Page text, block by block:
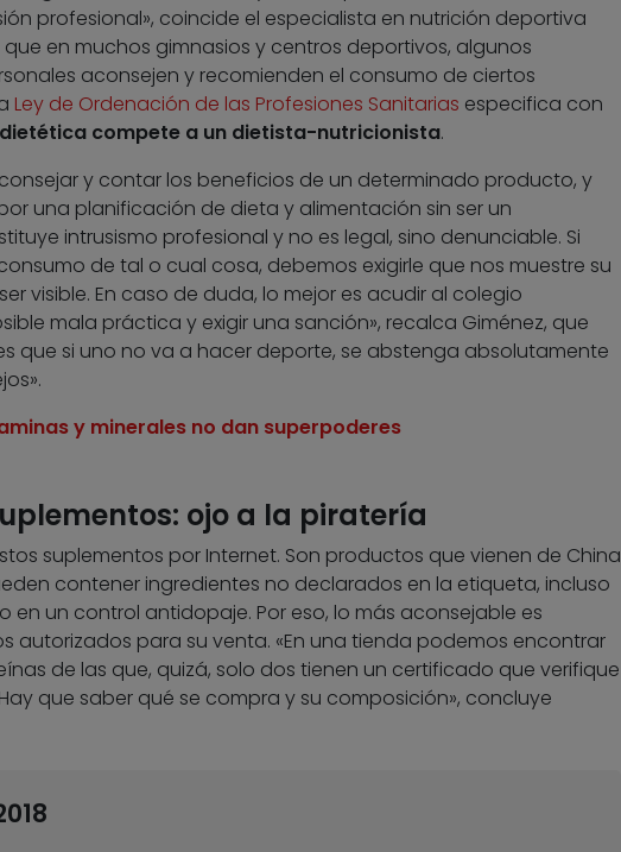
profesional», coincide el especialista en nutrición deportiva
que en muchos gimnasios y centros deportivos, algunos
aconsejen y recomienden el consumo de ciertos
Ley de Ordenación de las Profesiones Sanitarias especifica con
compete a un dietista-nutricionista.
y contar los beneficios de un determinado producto, y
una planificación de dieta y alimentación sin ser un
intrusismo profesional y no es legal, sino denunciable. Si
de tal o cual cosa, debemos exigirle que nos muestre su
visible. En caso de duda, lo mejor es acudir al colegio
mala práctica y exigir una sanción», recalca Giménez, que
que si uno no va a hacer deporte, se abstenga absolutamente
y minerales no dan superpoderes
ojo a la piratería
suplementos por Internet. Son productos que vienen de China
contener ingredientes no declarados en la etiqueta, incluso
en un control antidopaje. Por eso, lo más aconsejable es
autorizados para su venta. «En una tienda podemos encontrar
de las que, quizá, solo dos tienen un certificado que verifique
que saber qué se compra y su composición», concluye